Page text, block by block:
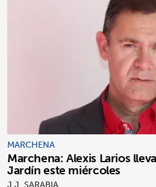
MARCHENA
Marchena: Alexis Larios
Jardín este miércoles